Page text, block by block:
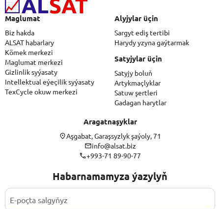
Maglumat
Biz hakda
ALSAT habarlary
Kömek merkezi
Maglumat merkezi
Gizlinlik syýasaty
Intellektual eýeçilik syýasaty
TexCycle okuw merkezi
Alyjylar üçin
Sargyt ediş tertibi
Harydy yzyna gaýtarmak
Satyjylar üçin
Satyjy boluň
Artykmaçlyklar
Satuw şertleri
Gadagan harytlar
Aragatnaşyklar
Aşgabat, Garaşsyzlyk şaýoly, 71
info@alsat.biz
+993-71 89-90-77
Habarnamamyza ýazylyň